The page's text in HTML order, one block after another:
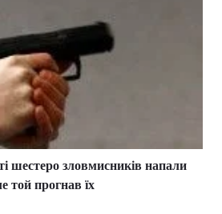
шестеро зловмисників напали
той прогнав їх